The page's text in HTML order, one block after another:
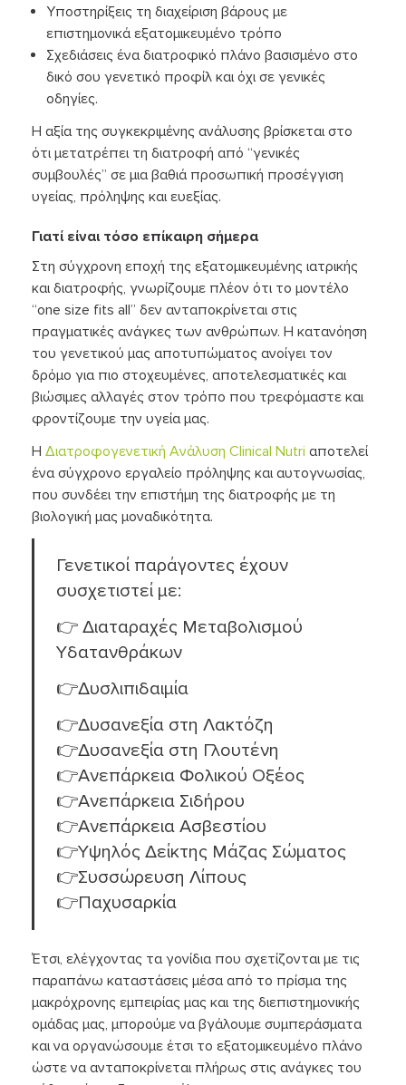
Υποστηρίξεις τη διαχείριση βάρους με
επιστημονικά εξατομικευμένο τρόπο
Σχεδιάσεις ένα διατροφικό πλάνο βασισμένο στο
δικό σου γενετικό προφίλ και όχι σε γενικές
οδηγίες.
Η αξία της συγκεκριμένης ανάλυσης βρίσκεται στο
ότι μετατρέπει τη διατροφή από “γενικές
συμβουλές” σε μια βαθιά προσωπική προσέγγιση
υγείας, πρόληψης και ευεξίας.
Γιατί είναι τόσο επίκαιρη σήμερα
Στη σύγχρονη εποχή της εξατομικευμένης ιατρικής
και διατροφής, γνωρίζουμε πλέον ότι το μοντέλο
“one size fits all” δεν ανταποκρίνεται στις
πραγματικές ανάγκες των ανθρώπων. Η κατανόηση
του γενετικού μας αποτυπώματος ανοίγει τον
δρόμο για πιο στοχευμένες, αποτελεσματικές και
βιώσιμες αλλαγές στον τρόπο που τρεφόμαστε και
φροντίζουμε την υγεία μας.
Η Διατροφογενετική Ανάλυση Clinical Nutri αποτελεί
ένα σύγχρονο εργαλείο πρόληψης και αυτογνωσίας,
που συνδέει την επιστήμη της διατροφής με τη
βιολογική μας μοναδικότητα.
Γενετικοί παράγοντες έχουν
συσχετιστεί με:
👉 Διαταραχές Μεταβολισμού
Υδατανθράκων
👉Δυσλιπιδαιμία
👉Δυσανεξία στη Λακτόζη
👉Δυσανεξία στη Γλουτένη
👉Ανεπάρκεια Φολικού Οξέος
👉Ανεπάρκεια Σιδήρου
👉Ανεπάρκεια Ασβεστίου
👉Υψηλός Δείκτης Μάζας Σώματος
👉Συσσώρευση Λίπους
👉Παχυσαρκία
Έτσι, ελέγχοντας τα γονίδια που σχετίζονται με τις
παραπάνω καταστάσεις μέσα από το πρίσμα της
μακρόχρονης εμπειρίας μας και της διεπιστημονικής
ομάδας μας, μπορούμε να βγάλουμε συμπεράσματα
και να οργανώσουμε έτσι το εξατομικευμένο πλάνο
ώστε να ανταποκρίνεται πλήρως στις ανάγκες του